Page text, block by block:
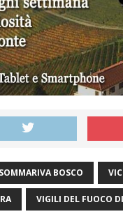
SOMMARIVA BOSCO
VIGILI DEL FUOCO